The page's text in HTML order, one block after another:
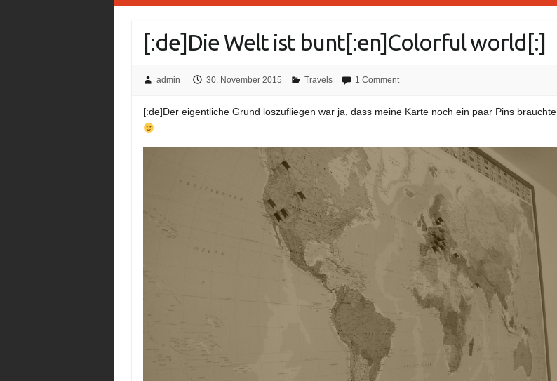
[:de]Die Welt ist bunt[:en]Colorful world[:]
admin 30. November 2015 Travels 1 Comment
[:de]Der eigentliche Grund loszufliegen war ja, dass meine Karte noch ein paar Pins brauchte